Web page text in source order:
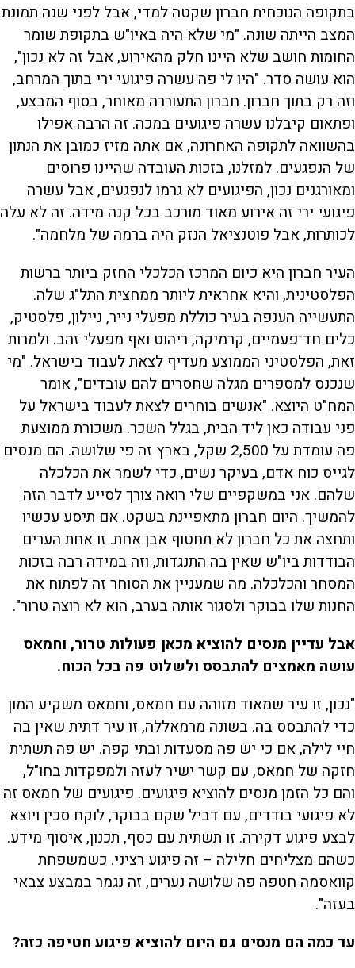
בתקופה הנוכחית חברון שקטה למדי, אבל לפני שנה תמונת
המצב הייתה שונה. "מי שלא היה באיו"ש בתקופת שומר
החומות חושב שלא היינו חלק מהאירוע, אבל זה לא נכון",
הוא עושה סדר. "היו לי פה עשרה פיגועי ירי בתוך המרחב,
וזה רק בתוך חברון. חברון התעוררה מאוחר, בסוף המבצע,
ופתאום קיבלנו עשרה פיגועים במכה. זה הרבה אפילו
בהשוואה לתקופה האחרונה, אם אתה מזיז כמובן את הנתון
של הנפגעים. למזלנו, בזכות העובדה שהיינו פרוסים
ומאורגנים נכון, הפיגועים לא גרמו לנפגעים, אבל עשרה
פיגועי ירי זה אירוע מאוד מורכב בכל קנה מידה. זה לא עלה
לכותרות, אבל פוטנציאל הנזק היה ברמה של מלחמה".
העיר חברון היא כיום המרכז הכלכלי החזק ביותר ברשות
הפלסטינית, והיא אחראית ליותר ממחצית התל"ג שלה.
התעשייה הענפה בעיר כוללת מפעלי נייר, ניילון, פלסטיק,
כלים חד־פעמיים, קרמיקה, ריהוט ואף מפעלי זהב. ולמרות
זאת, הפלסטיני הממוצע מעדיף לצאת לעבוד בישראל. "מי
שנכנס למספרים מגלה שחסרים להם עובדים", אומר
המח"ט היוצא. "אנשים בוחרים לצאת לעבוד בישראל על
פני עבודה כאן ליד הבית, בגלל השכר. משכורת ממוצעת
פה עומדת על 2,500 שקל, בארץ זה פי שלושה. הם מנסים
לגייס כוח אדם, בעיקר נשים, כדי לשמר את הכלכלה
שלהם. אני במשקפיים שלי רואה צורך לסייע לדבר הזה
להמשיך. היום חברון מתאפיינת בשקט. אם תיסע עכשיו
ותחצה את כל חברון לא תחטוף אבן אחת. זו אחת הערים
הבודדות ביו"ש שאין בה התנגדות, וזה במידה רבה בזכות
המסחר והכלכלה. מה שמעניין את הסוחר זה לפתוח את
החנות שלו בבוקר ולסגור אותה בערב, הוא לא רוצה טרור".
אבל עדיין מנסים להוציא מכאן פעולות טרור, וחמאס
עושה מאמצים להתבסס ולשלוט פה בכל הכוח.
"נכון, זו עיר שמאוד מזוהה עם חמאס, וחמאס משקיע המון
כדי להתבסס בה. בשונה מרמאללה, זו עיר דתית שאין בה
חיי לילה, אם כי יש פה מסעדות ובתי קפה. יש פה תשתית
חזקה של חמאס, עם קשר ישיר לעזה ולמפקדות בחו"ל,
והם כל הזמן מנסים להוציא פיגועים. פיגועים של חמאס זה
לא פיגועי בודדים, עם דביל שקם בבוקר, לוקח סכין ויוצא
לבצע פיגוע דקירה. זו תשתית עם כסף, תכנון, איסוף מידע.
כשהם מצליחים חלילה – זה פיגוע רציני. כשמשפחת
קוואסמה חטפה פה שלושה נערים, זה נגמר במבצע צבאי
בעזה".
עד כמה הם מנסים גם היום להוציא פיגוע חטיפה כזה?